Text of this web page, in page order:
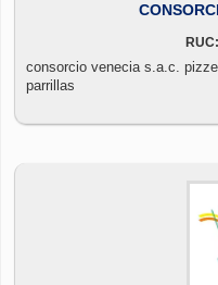
consorcio venecia s.a.c. pizzería iquitos comida
parrillas